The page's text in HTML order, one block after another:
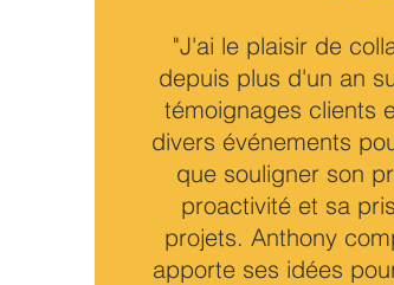
"J'ai le plaisir de
depuis plus d'un an
témoignages clients
divers événements
que souligner son
proactivité et sa
projets. Anthony
apporte ses idées